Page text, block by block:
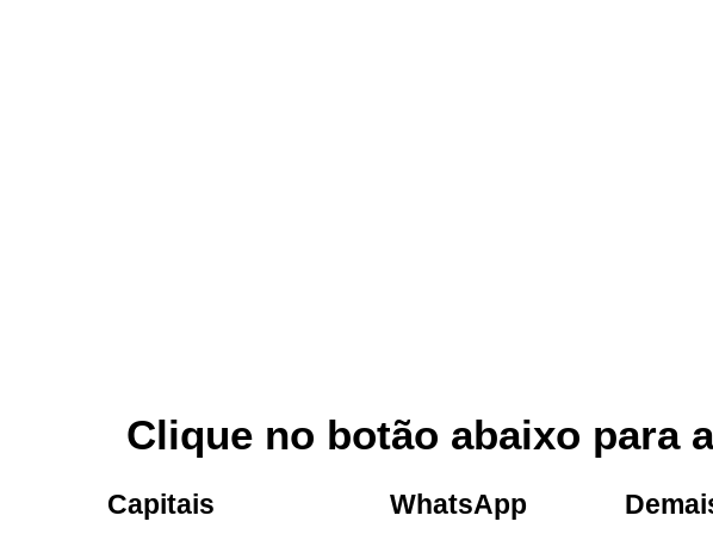
Clique no botão abaixo para
Capitais WhatsApp